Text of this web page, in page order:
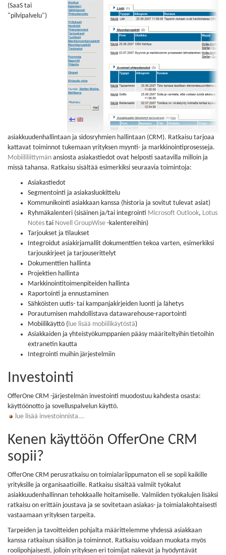
(SaaS tai
"pilvipalvelu")
asiakkuudenhallintaan ja sidosryhmien hallintaan (CRM). Ratkaisu tarjoaa
kattavat toiminnot tukemaan yrityksen myynti- ja markkinointiprosesseja.
Mobiililiittymän ansiosta asiakastiedot ovat helposti saatavilla milloin ja
missä tahansa. Ratkaisu sisältää esimerkiksi seuraavia toimintoja:
Asiakastiedot
Segmentointi ja asiakasluokittelu
Kommunikointi asiakkaan kanssa (historia ja sovitut tulevat asiat)
Ryhmäkalenteri (sisäinen ja/tai integrointi Microsoft Outlook, Lotus
Notes tai Novell GroupWise -kalentereihin)
Tarjoukset ja tilaukset
Integroidut asiakirjamallit dokumenttien tekoa varten, esimerkiksi
tarjouskirjeet ja tarjouserittelyt
Dokumenttien hallinta
Projektien hallinta
Markkinointitoimenpiteiden hallinta
Raportointi ja ennustaminen
Sähköisten uutis- tai kampanjakirjeiden luonti ja lähetys
Porautumisen mahdollistava datawarehouse-raportointi
Mobiilikäyttö (lue lisää mobiilikäytöstä)
Asiakkaiden ja yhteistyökumppanien pääsy määriteltyihin tietoihin
extranetin kautta
Integrointi muihin järjestelmiin
Investointi
OfferOne CRM -järjestelmän investointi muodostuu kahdesta osasta:
käyttöönotto ja sovelluspalvelun käyttö.
lue lisää investoinnista...
Kenen käyttöön OfferOne CRM
sopii?
OfferOne CRM perusratkaisu on toimialariippumaton eli se sopii kaikille
yrityksille ja organisaatioille. Ratkaisu sisältää valmiit työkalut
asiakkuudenhallinnan tehokkaalle hoitamiselle. Valmiiden työkalujen lisäksi
ratkaisu on erittäin joustava ja se sovitetaan asiakas- ja toimialakohtaisesti
vastaamaan yrityksen tarpeita.
Tarpeiden ja tavoitteiden pohjalta määrittelemme yhdessä asiakkaan
kanssa ratkaisun sisällön ja toiminnot. Ratkaisu voidaan muokata myös
roolipohjaisesti, jolloin yrityksen eri toimijat näkevät ja hyödyntävät